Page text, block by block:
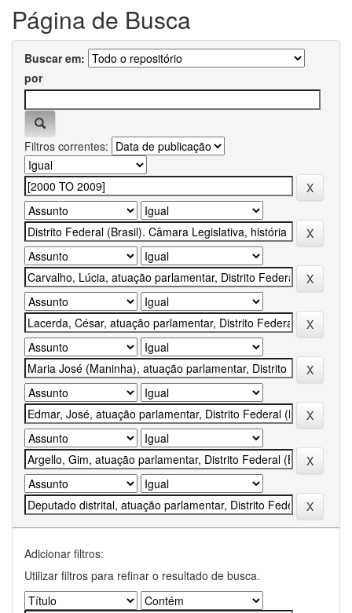
Página de Busca
Buscar em:
por
Filtros correntes:
Adicionar filtros:
Utilizar filtros para refinar o resultado de busca.